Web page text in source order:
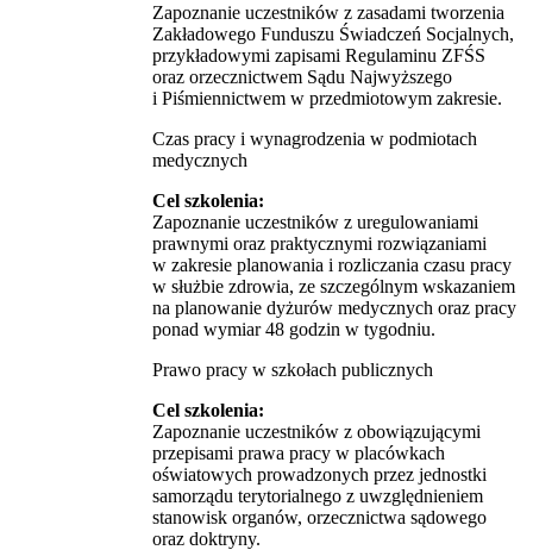
Zapoznanie uczestników z zasadami tworzenia
Zakładowego Funduszu Świadczeń Socjalnych,
przykładowymi zapisami Regulaminu ZFŚS
oraz orzecznictwem Sądu Najwyższego
i Piśmiennictwem w przedmiotowym zakresie.
Czas pracy i wynagrodzenia w podmiotach
medycznych
Cel szkolenia:
Zapoznanie uczestników z uregulowaniami
prawnymi oraz praktycznymi rozwiązaniami
w zakresie planowania i rozliczania czasu pracy
w służbie zdrowia, ze szczególnym wskazaniem
na planowanie dyżurów medycznych oraz pracy
ponad wymiar 48 godzin w tygodniu.
Prawo pracy w szkołach publicznych
Cel szkolenia:
Zapoznanie uczestników z obowiązującymi
przepisami prawa pracy w placówkach
oświatowych prowadzonych przez jednostki
samorządu terytorialnego z uwzględnieniem
stanowisk organów, orzecznictwa sądowego
oraz doktryny.